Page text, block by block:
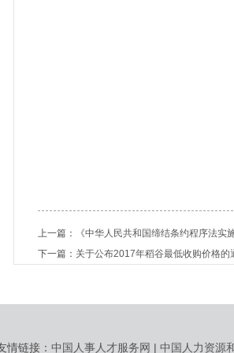
上一篇：
《中华人民共和国缔结条约程序法
下一篇： 关于公布2017年稻谷最低收购价格的
情链接： 中国人事人才服务网 | 中国人力资源